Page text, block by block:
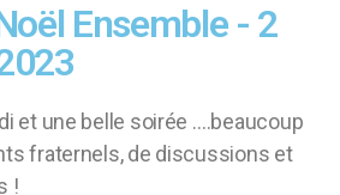
Ensemble - 2
et une belle soirée ….beaucoup
fraternels, de discussions et
!